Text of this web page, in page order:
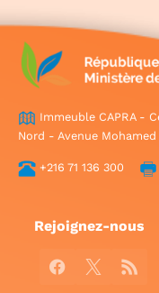
Immeuble CAPRA -
Nord - Avenue
+216 71 136 300
Rejoignez-nous
Facebook
X RSS